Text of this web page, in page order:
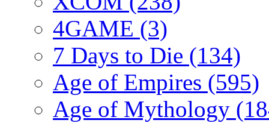
4GAME (3)
7 Days to Die (134)
Age of Empires (595)
Age of Mythology